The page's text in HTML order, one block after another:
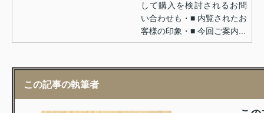
して購入を検討されるお問
い合わせも・■ 内覧されたお
客様の印象・■ 今回ご案内...
この記事の執筆者